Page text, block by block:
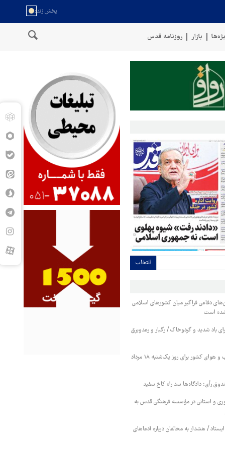
بازار روزنامه قدس
انتخاب
دفاعی فراگیر میان کشورهای اسلامی
است
باد شدید و گردوخاک / رگبار و رعدوبرق
پیش‌بینی وضعیت آب و هوای کشور برای روز یک‌شنبه ۱۸ مرداد
رأی؛ دادگاه‌ها سد راه کاخ سفید
و استانی در مؤسسه فرهنگی قدس به
/ هشدار به مخالفان درباره ادعاهای